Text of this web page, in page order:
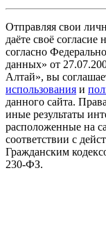
Отправляя свои
даёте своё
согласно
данных» от
Алтай», вы
использования и
данного сайта.
иные результаты
расположенные на
соответствии с
Гражданским
230-ФЗ.